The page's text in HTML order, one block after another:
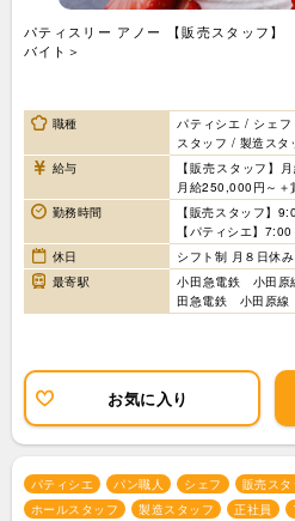
パティスリー アノー 【販売スタッフ】
バイト＞
職種
パティシエ / シェ
スタッフ / 製造スタ
給与
【販売スタッフ】
月給250,000円～＋
勤務時間
【販売スタッフ】
【パティシエ】
休日
シフト制 月８日休
最寄駅
小田急電鉄 小田
田急電鉄 小田原線
お気に入り
パティシエ パン職人 シェフ 販売スタ
ホールスタッフ
製造スタッフ 正社員